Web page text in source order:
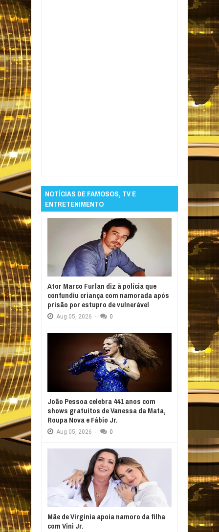
NOTÍCIAS DE FAMOSOS, TV E
ENTRETENIMENTO
Ator Marco Furlan diz à polícia que
confundiu criança com namorada após
prisão por estupro de vulnerável
Aug 05, 2026 - 0
João Pessoa celebra 441 anos com
shows gratuitos de Vanessa da Mata,
Roupa Nova e Fábio Jr.
Aug 05, 2026 - 0
Mãe de Virginia apoia namoro da filha
com Vini Jr.